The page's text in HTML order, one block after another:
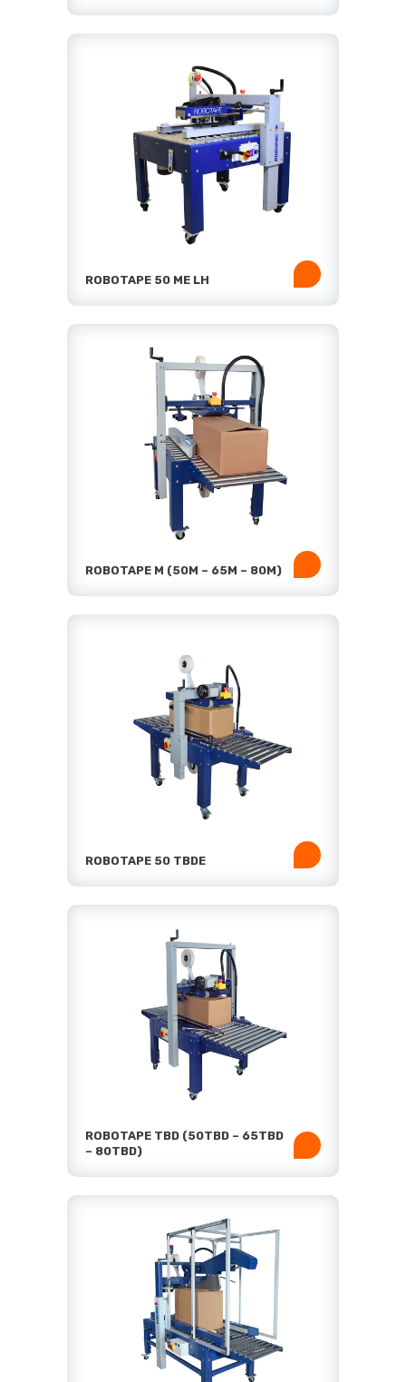
ROBOTAPE 50 ME LH
ROBOTAPE M (50M – 65M – 80M)
ROBOTAPE 50 TBDE
ROBOTAPE TBD (50TBD – 65TBD
– 80TBD)